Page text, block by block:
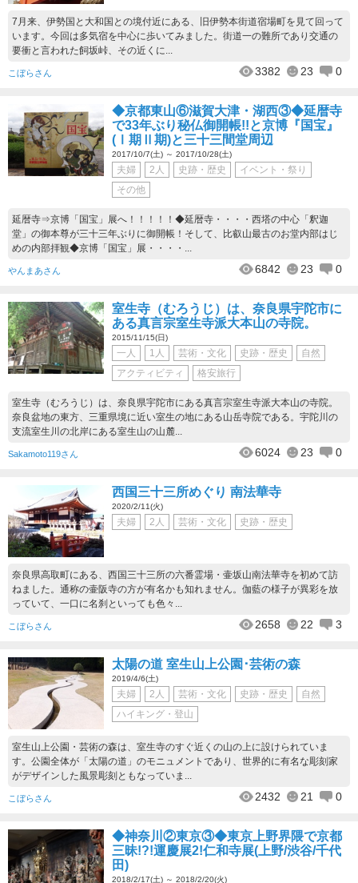
7月来、伊勢国と大和国との境付近にある、旧伊勢本街道宿場町を見て回って
います。今回は多気宿を中心に歩いてみました。街道一の難所であり交通の
要衝と言われた飼坂峠、その近くに...
こぼらさん 3382 23 0
◆京都東山⑥滋賀大津・湖西③◆延暦寺
で33年ぶり秘仏御開帳!!と京博『国宝』
(Ⅰ期Ⅱ期)と三十三間堂周辺
2017/10/7(土) ～ 2017/10/28(土)
夫婦 2人 史跡・歴史
イベント・祭り
その他
延暦寺⇒京博「国宝」展へ！！！！！◆延暦寺・・・・西塔の中心「釈迦
堂」の御本尊が三十三年ぶりに御開帳！そして、比叡山最古のお堂内部はじ
めの内部拝観◆京博「国宝」展・・・・...
やんまあさん 6842 23 0
室生寺（むろうじ）は、奈良県宇陀市に
ある真言宗室生寺派大本山の寺院。
2015/11/15(日)
一人 1人 芸術・文化 史跡・歴史
自然
アクティビティ
格安旅行
室生寺（むろうじ）は、奈良県宇陀市にある真言宗室生寺派大本山の寺院。
奈良盆地の東方、三重県境に近い室生の地にある山岳寺院である。宇陀川の
支流室生川の北岸にある室生山の山麓...
Sakamoto119さん 6024 23 0
西国三十三所めぐり 南法華寺
2020/2/11(火)
夫婦 2人 芸術・文化 史跡・歴史
奈良県高取町にある、西国三十三所の六番霊場・壷坂山南法華寺を初めて訪
ねました。通称の壷阪寺の方が有名かも知れません。伽藍の様子が異彩を放
っていて、一口に名刹といっても色々...
こぼらさん 2658 22 3
太陽の道 室生山上公園･芸術の森
2019/4/6(土)
夫婦 2人 芸術・文化 史跡・歴史
自然
ハイキング・登山
室生山上公園・芸術の森は、室生寺のすぐ近くの山の上に設けられていま
す。公園全体が「太陽の道」のモニュメントであり、世界的に有名な彫刻家
がデザインした風景彫刻ともなっていま...
こぼらさん 2432 21 0
◆神奈川②東京③◆東京上野界隈で京都
三昧!?!運慶展2!仁和寺展(上野/渋谷/千代
田)
2018/2/17(土) ～ 2018/2/20(火)